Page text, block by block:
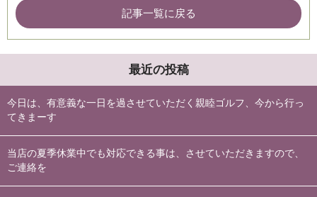
記事一覧に戻る
最近の投稿
今日は、有意義な一日を過させていただく親睦ゴルフ、今から行っ
てきまーす
当店の夏季休業中でも対応できる事は、させていただきますので、
ご連絡を